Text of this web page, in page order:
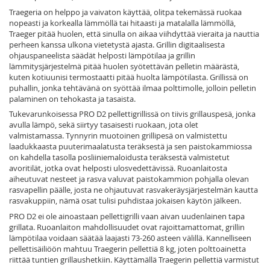
Traegeria on helppo ja vaivaton käyttää, olitpa tekemässä ruokaa
nopeasti ja korkealla lämmöllä tai hitaasti ja matalalla lämmöllä,
Traeger pitää huolen, että sinulla on aikaa viihdyttää vieraita ja nauttia
perheen kanssa ulkona vietetystä ajasta. Grillin digitaalisesta
ohjauspaneelista säädät helposti lämpötilaa ja grillin
lämmitysjärjestelmä pitää huolen syötettävän pelletin määrästä,
kuten kotiuunisi termostaatti pitää huolta lämpötilasta. Grillissä on
puhallin, jonka tehtävänä on syöttää ilmaa polttimolle, jolloin pelletin
palaminen on tehokasta ja tasaista.
Tukevarunkoisessa PRO D2 pellettigrillissä on tiivis grillauspesä, jonka
avulla lämpö, sekä siirtyy tasaisesti ruokaan, jota olet
valmistamassa. Tynnyrin muotoinen grillipesä on valmistettu
laadukkaasta puuterimaalatusta teräksestä ja sen paistokammiossa
on kahdella tasolla posliiniemaloidusta teräksestä valmistetut
avoritilät, jotka ovat helposti ulosvedettävissä. Ruoanlaitosta
aiheutuvat nesteet ja rasva valuvat paistokammion pohjalla olevan
rasvapellin päälle, josta ne ohjautuvat rasvakeräysjärjestelmän kautta
rasvakuppiin, nämä osat tulisi puhdistaa jokaisen käytön jälkeen.
PRO D2 ei ole ainoastaan pellettigrilli vaan aivan uudenlainen tapa
grillata. Ruoanlaiton mahdollisuudet ovat rajoittamattomat, grillin
lämpötilaa voidaan säätää laajasti 73-260 asteen välillä. Kannelliseen
pellettisäiliöön mahtuu Traegerin pellettiä 8 kg, joten polttoainetta
riittää tuntien grillaushetkiin. Käyttämällä Traegerin pellettiä varmistut